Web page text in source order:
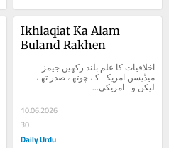
Ikhlaqiat Ka Alam
Buland Rakhen
لیکن وہ امریکی...
10.06.2026
30
Daily Urdu